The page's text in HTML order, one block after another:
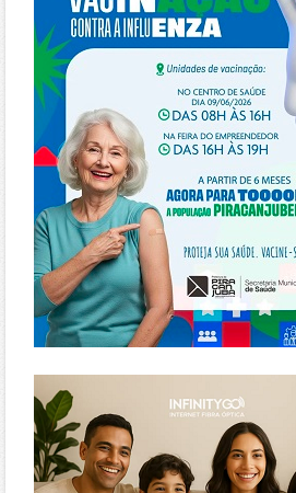
https://www.infinitygo.com.br/